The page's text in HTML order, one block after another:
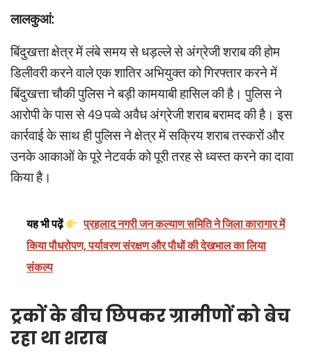
लालकुआं:
बिंदुखत्ता क्षेत्र में लंबे समय से धड़ल्ले से अंग्रेजी शराब की होम
डिलीवरी करने वाले एक शातिर अभियुक्त को गिरफ्तार करने में
बिंदुखत्ता चौकी पुलिस ने बड़ी कामयाबी हासिल की है। पुलिस ने
आरोपी के पास से 49 पव्वे अवैध अंग्रेजी शराब बरामद की है। इस
कार्रवाई के साथ ही पुलिस ने क्षेत्र में सक्रिय शराब तस्करों और
उनके आकाओं के पूरे नेटवर्क को पूरी तरह से ध्वस्त करने का दावा
किया है।
यह भी पढ़ें
प्रहलाद नगरी जन कल्याण समिति ने जिला कारागार में
किया पौधरोपण, पर्यावरण संरक्षण और पौधों की देखभाल का लिया
संकल्प
ट्रकों के बीच छिपकर ग्रामीणों को बेच
रहा था शराब